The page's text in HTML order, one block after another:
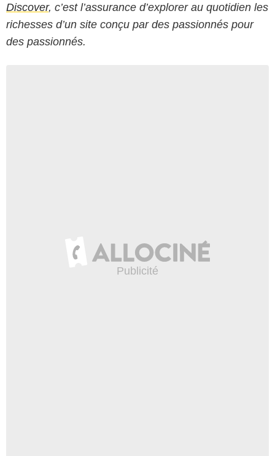
Discover, c’est l’assurance d’explorer au quotidien les
richesses d’un site conçu par des passionnés pour
des passionnés.